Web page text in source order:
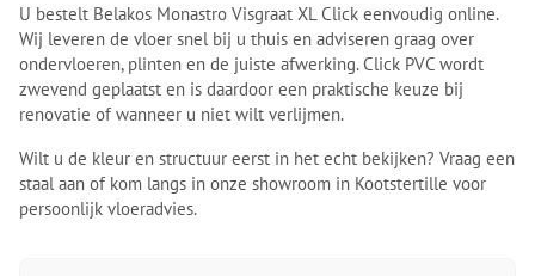
U bestelt Belakos Monastro Visgraat XL Click eenvoudig online.
Wij leveren de vloer snel bij u thuis en adviseren graag over
ondervloeren, plinten en de juiste afwerking. Click PVC wordt
zwevend geplaatst en is daardoor een praktische keuze bij
renovatie of wanneer u niet wilt verlijmen.
Wilt u de kleur en structuur eerst in het echt bekijken? Vraag een
staal aan of kom langs in onze showroom in Kootstertille voor
persoonlijk vloeradvies.